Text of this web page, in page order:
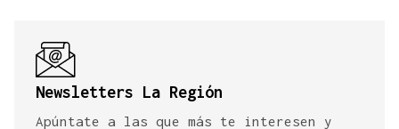
Newsletters La Región
Apúntate a las que más te interesen y